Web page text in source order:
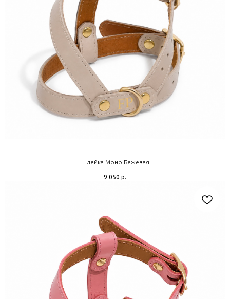
Шлейка Моно Бежевая
9 050 р.